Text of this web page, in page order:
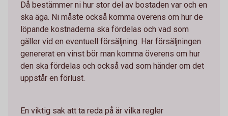
Då bestämmer ni hur stor del av bostaden var och en
ska äga. Ni måste också komma överens om hur de
löpande kostnaderna ska fördelas och vad som
gäller vid en eventuell försäljning. Har försäljningen
genererat en vinst bör man komma överens om hur
den ska fördelas och också vad som händer om det
uppstår en förlust.
En viktig sak att ta reda på är vilka regler